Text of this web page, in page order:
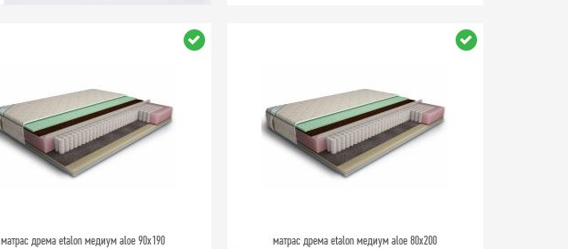
матрас дрема etalon медиум aloe 90х190 матрас дрема etalon медиум aloe 80х200